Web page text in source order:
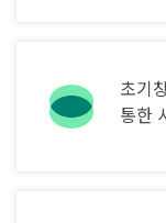
초기
통한